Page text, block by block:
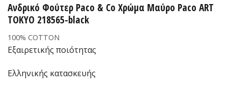
Ανδρικό Φούτερ Paco & Co Χρώμα Μαύρο Paco ART
TOKYO 218565-black
100% COTTON
Εξαιρετικής ποιότητας
Ελληνικής κατασκευής